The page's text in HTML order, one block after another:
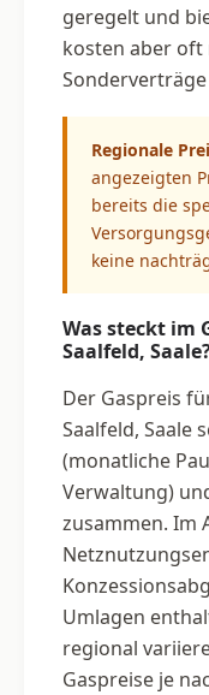
geregelt und
kosten aber oft
Regionale
angezeigten
bereits die
keine
Was steckt im
Saalfeld,
Der Gaspreis
Saalfeld, Saale
(monatliche
Verwaltung)
zusammen. Im
Umlagen
regional
Gaspreise je